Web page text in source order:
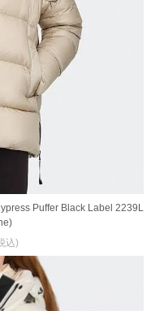
Puffer Black Label 2239L
込)